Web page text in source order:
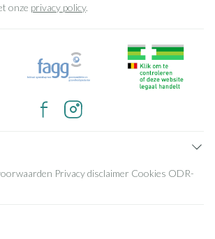
onze privacy policy.
Privacy disclaimer Cookies ODR-